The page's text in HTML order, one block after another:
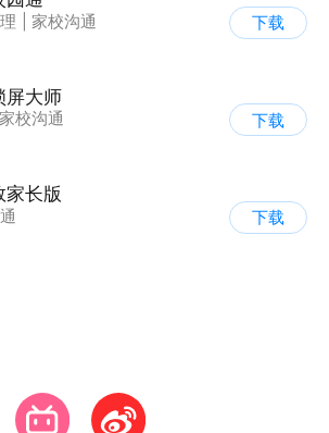
家校沟通
下载
屏大师
家校沟通
下载
家长版
下载